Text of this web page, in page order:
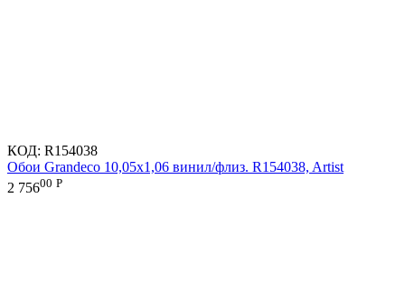
КОД: R154038
Обои Grandeco 10,05х1,06 винил/флиз. R154038, Artist
2 75600 Р